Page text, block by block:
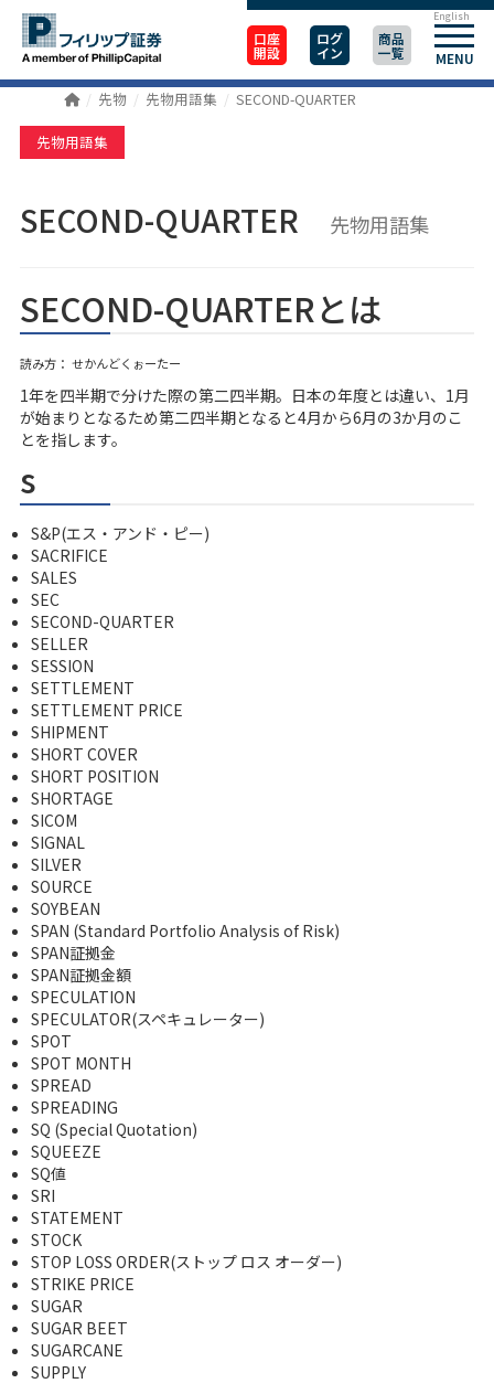
口座
開設
ログ
イン
商品
一覧 MENU
English
先物 先物用語集 SECOND-QUARTER
先物用語集
SECOND-QUARTER 先物用語集
SECOND-QUARTERとは
読み方： せかんどくぉーたー
1年を四半期で分けた際の第二四半期。日本の年度とは違い、1月
が始まりとなるため第二四半期となると4月から6月の3か月のこ
とを指します。
s
S&P(エス・アンド・ピー)
SACRIFICE
SALES
SEC
SECOND-QUARTER
SELLER
SESSION
SETTLEMENT
SETTLEMENT PRICE
SHIPMENT
SHORT COVER
SHORT POSITION
SHORTAGE
SICOM
SIGNAL
SILVER
SOURCE
SOYBEAN
SPAN (Standard Portfolio Analysis of Risk)
SPAN証拠金
SPAN証拠金額
SPECULATION
SPECULATOR(スペキュレーター)
SPOT
SPOT MONTH
SPREAD
SPREADING
SQ (Special Quotation)
SQUEEZE
SQ値
SRI
STATEMENT
STOCK
STOP LOSS ORDER(ストップ ロス オーダー)
STRIKE PRICE
SUGAR
SUGAR BEET
SUGARCANE
SUPPLY